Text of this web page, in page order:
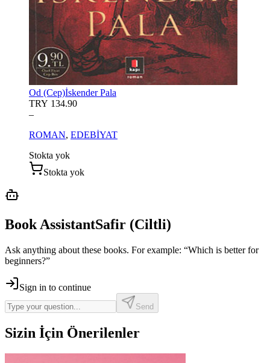
Od (Cep)İskender Pala
TRY 134.90
–
ROMAN, EDEBİYAT
Stokta yok
Stokta yok
Book AssistantSafir (Ciltli)
Ask anything about these books. For example: “Which is better for
beginners?”
Sign in to continue
Send
Sizin İçin Önerilenler